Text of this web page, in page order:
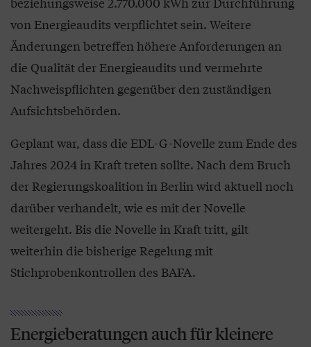
von Energieaudits verpflichtet sein. Weitere
Änderungen betreffen höhere Anforderungen an
die Qualität der Energieaudits und vermehrte
Nachweispflichten gegenüber den zuständigen
Aufsichtsbehörden.
Geplant war, dass die EDL-G-Novelle zum Ende des
Jahres 2024 in Kraft treten sollte. Nach dem Bruch
der Regierungskoalition in Berlin wird aktuell noch
darüber verhandelt, wie es mit der Novelle
weitergeht. Bis die Novelle in Kraft tritt, gilt
weiterhin die bisherige Regelung mit
Stichprobenkontrollen des BAFA.
Energieberatungen auch für kleinere